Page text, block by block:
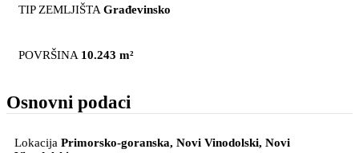
TIP ZEMLJIŠTA Građevinsko
POVRŠINA 10.243 m²
Osnovni podaci
Lokacija Primorsko-goranska, Novi Vinodolski, Novi